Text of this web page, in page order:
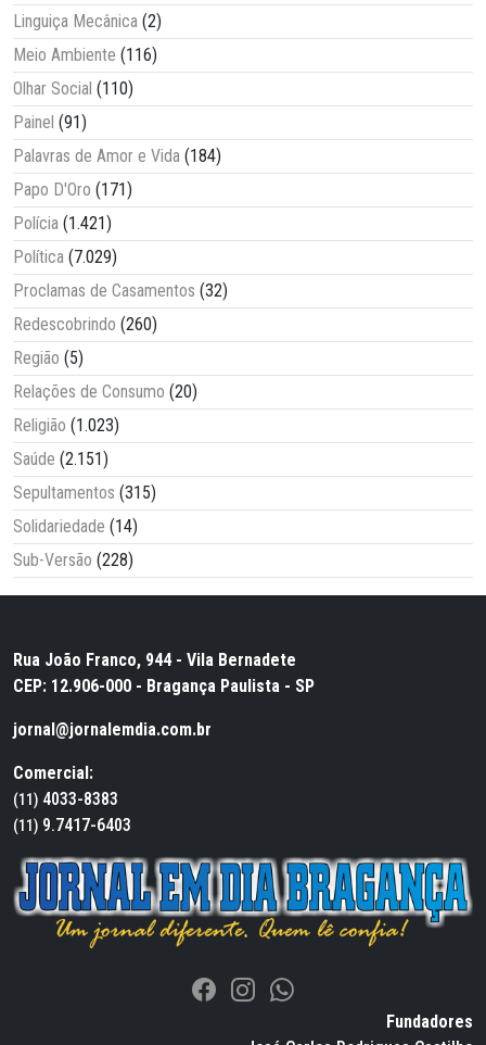
Linguiça Mecânica (2)
Meio Ambiente (116)
Olhar Social (110)
Painel (91)
Palavras de Amor e Vida (184)
Papo D'Oro (171)
Polícia (1.421)
Política (7.029)
Proclamas de Casamentos (32)
Redescobrindo (260)
Região (5)
Relações de Consumo (20)
Religião (1.023)
Saúde (2.151)
Sepultamentos (315)
Solidariedade (14)
Sub-Versão (228)
Rua João Franco, 944 - Vila Bernadete
CEP: 12.906-000 - Bragança Paulista - SP
jornal@jornalemdia.com.br
Comercial:
(11) 4033-8383
(11) 9.7417-6403
Fundadores